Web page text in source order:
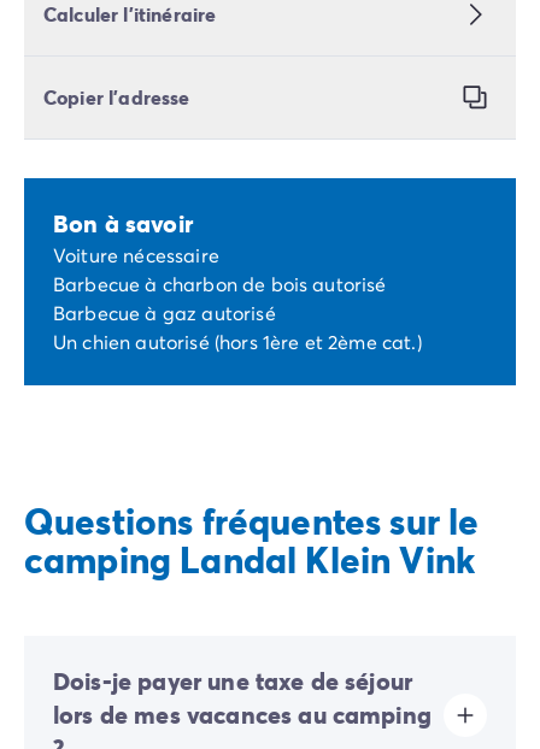
Calculer l’itinéraire
Copier l’adresse
Bon à savoir
Voiture nécessaire
Barbecue à charbon de bois autorisé
Barbecue à gaz autorisé
Un chien autorisé (hors 1ère et 2ème cat.)
Questions fréquentes sur le
camping Landal Klein Vink
Dois-je payer une taxe de séjour
lors de mes vacances au camping